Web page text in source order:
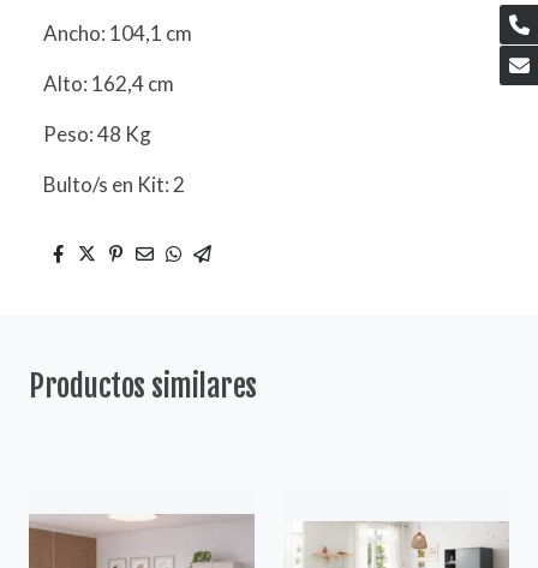
Ancho: 104,1 cm
Alto: 162,4 cm
Peso: 48 Kg
Bulto/s en Kit: 2
Productos similares